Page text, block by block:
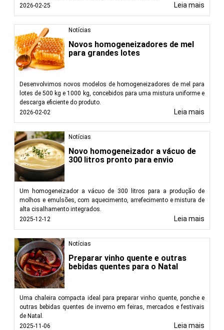
2026-02-25
Leia mais
Notícias
Novos homogeneizadores de mel
para grandes lotes
Desenvolvimos novos modelos de homogeneizadores de mel para
lotes de 500 kg e 1000 kg, concebidos para uma mistura uniforme e
descarga eficiente do produto.
2026-02-02
Leia mais
Notícias
Novo homogeneizador a vácuo de
300 litros pronto para envio
Um homogeneizador a vácuo de 300 litros para a produção de
molhos e emulsões, com aquecimento, arrefecimento e mistura de
alta cisalhamento integrados.
2025-12-12
Leia mais
Notícias
Preparar vinho quente e outras
bebidas quentes para o Natal
Uma chaleira compacta ideal para preparar vinho quente, ponche e
outras bebidas quentes de inverno em feiras, mercados e festivais
de Natal.
2025-11-06
Leia mais